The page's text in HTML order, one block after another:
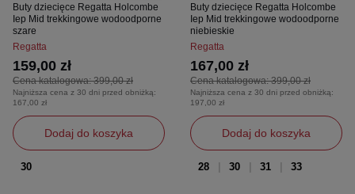
Buty dziecięce Regatta Holcombe
Iep Mid trekkingowe wodoodporne
szare
Regatta
Cena katalogowa:399,00 zł
159,00 zł
Najniższa cena z 30 dni przed obniżką:
167,00 zł
Dodaj do koszyka
30
Buty dziecięce Regatta Holcombe
Iep Mid trekkingowe wodoodporne
niebieskie
Regatta
Cena katalogowa:399,00 zł
167,00 zł
Najniższa cena z 30 dni przed obniżką:
197,00 zł
Dodaj do koszyka
28 30 31 33